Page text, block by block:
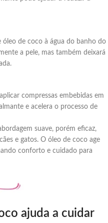
de coco à água do banho do
a pele, mas também deixará
compressas embebidas em
e acelera o processo de
suave, porém eficaz,
e gatos. O óleo de coco age
conforto e cuidado para
ajuda a cuidar